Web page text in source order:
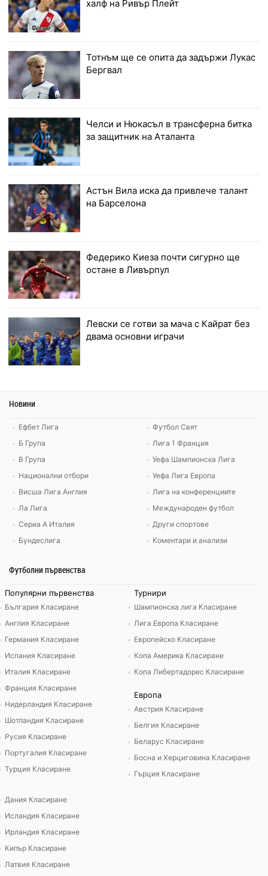
халф на Ривър Плейт
Тотнъм ще се опита да задържи Лукас
Бергвал
Челси и Нюкасъл в трансферна битка
за защитник на Аталанта
Астън Вила иска да привлече талант
на Барселона
Федерико Киеза почти сигурно ще
остане в Ливърпул
Левски се готви за мача с Кайрат без
двама основни играчи
Новини
Ефбет Лига
Б Група
В Група
Национални отбори
Висша Лига Англия
Ла Лига
Сериа А Италия
Бундеслига
Футбол Свят
Лига 1 Франция
Уефа Шампионска Лига
Уефа Лига Европа
Лига на конференциите
Международен футбол
Други спортове
Коментари и анализи
Футболни първенства
Популярни първенства
България Класиране
Англия Класиране
Германия Класиране
Испания Класиране
Италия Класиране
Франция Класиране
Нидерландия Класиране
Шотландия Класиране
Русия Класиране
Португалия Класиране
Турция Класиране
Турнири
Шампионска лига Класиране
Лига Европа Класиране
Европейско Класиране
Копа Америка Класиране
Копа Либертадорес Класиране
Европа
Австрия Класиране
Белгия Класиране
Беларус Класиране
Босна и Херциговина Класиране
Гърция Класиране
Дания Класиране
Исландия Класиране
Ирландия Класиране
Кипър Класиране
Латвия Класиране